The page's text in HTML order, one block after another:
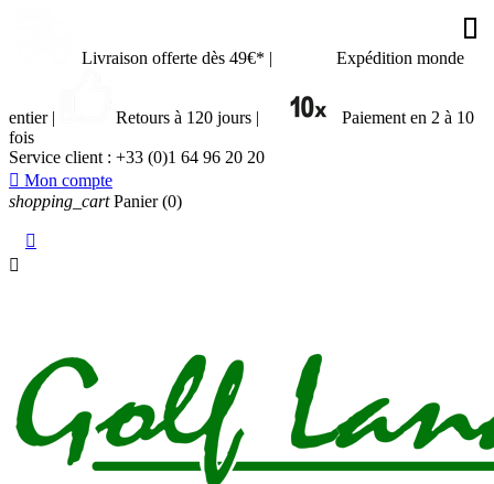
Livraison offerte dès 49€* | Expédition monde
entier | Retours à 120 jours |
Paiement en 2 à 10
fois
Service client : +33 (0)1 64 96 20 20
 Mon compte
shopping_cart Panier (0)









































